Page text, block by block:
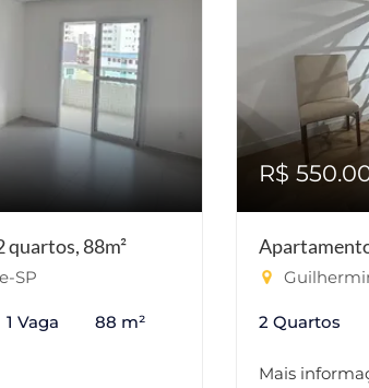
quartos, 88m²
SP
1 Vaga 88 m²
R$
2 Quartos
Mais